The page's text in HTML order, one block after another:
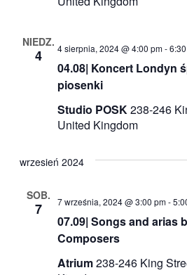
NIEDZ.
4
04.08| Koncert Londyn
piosenki
4 sierpnia, 2024 @ 4:00 pm-
Studio POSK238-246
United Kingdom
wrzesień 2024
SOB.
7
07.09| Songs and arias
Composers
7 września, 2024 @ 3:00 pm-
Atrium238-246 King